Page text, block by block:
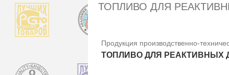
ТОПЛИВО ДЛЯ
Продукция производственно-
ТОПЛИВО ДЛЯ РЕАКТИВНЫХ